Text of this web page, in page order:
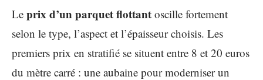
Le prix d’un parquet flottant oscille fortement
selon le type, l’aspect et l’épaisseur choisis. Les
premiers prix en stratifié se situent entre 8 et 20 euros
du mètre carré : une aubaine pour moderniser un